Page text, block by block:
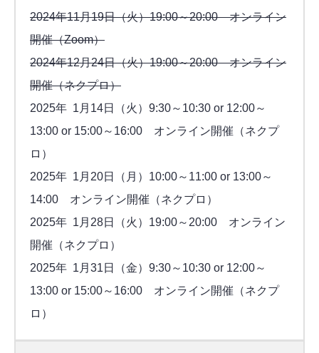
2024年11月19日（火）19:00～20:00 オンライン
開催（Zoom）
2024年12月24日（火）19:00～20:00 オンライン
開催（ネクプロ）
2025年 1月14日（火）9:30～10:30 or 12:00～
13:00 or 15:00～16:00 オンライン開催（ネクプ
ロ）
2025年 1月20日（月）10:00～11:00 or 13:00～
14:00 オンライン開催（ネクプロ）
2025年 1月28日（火）19:00～20:00 オンライン
開催（ネクプロ）
2025年 1月31日（金）9:30～10:30 or 12:00～
13:00 or 15:00～16:00 オンライン開催（ネクプ
ロ）